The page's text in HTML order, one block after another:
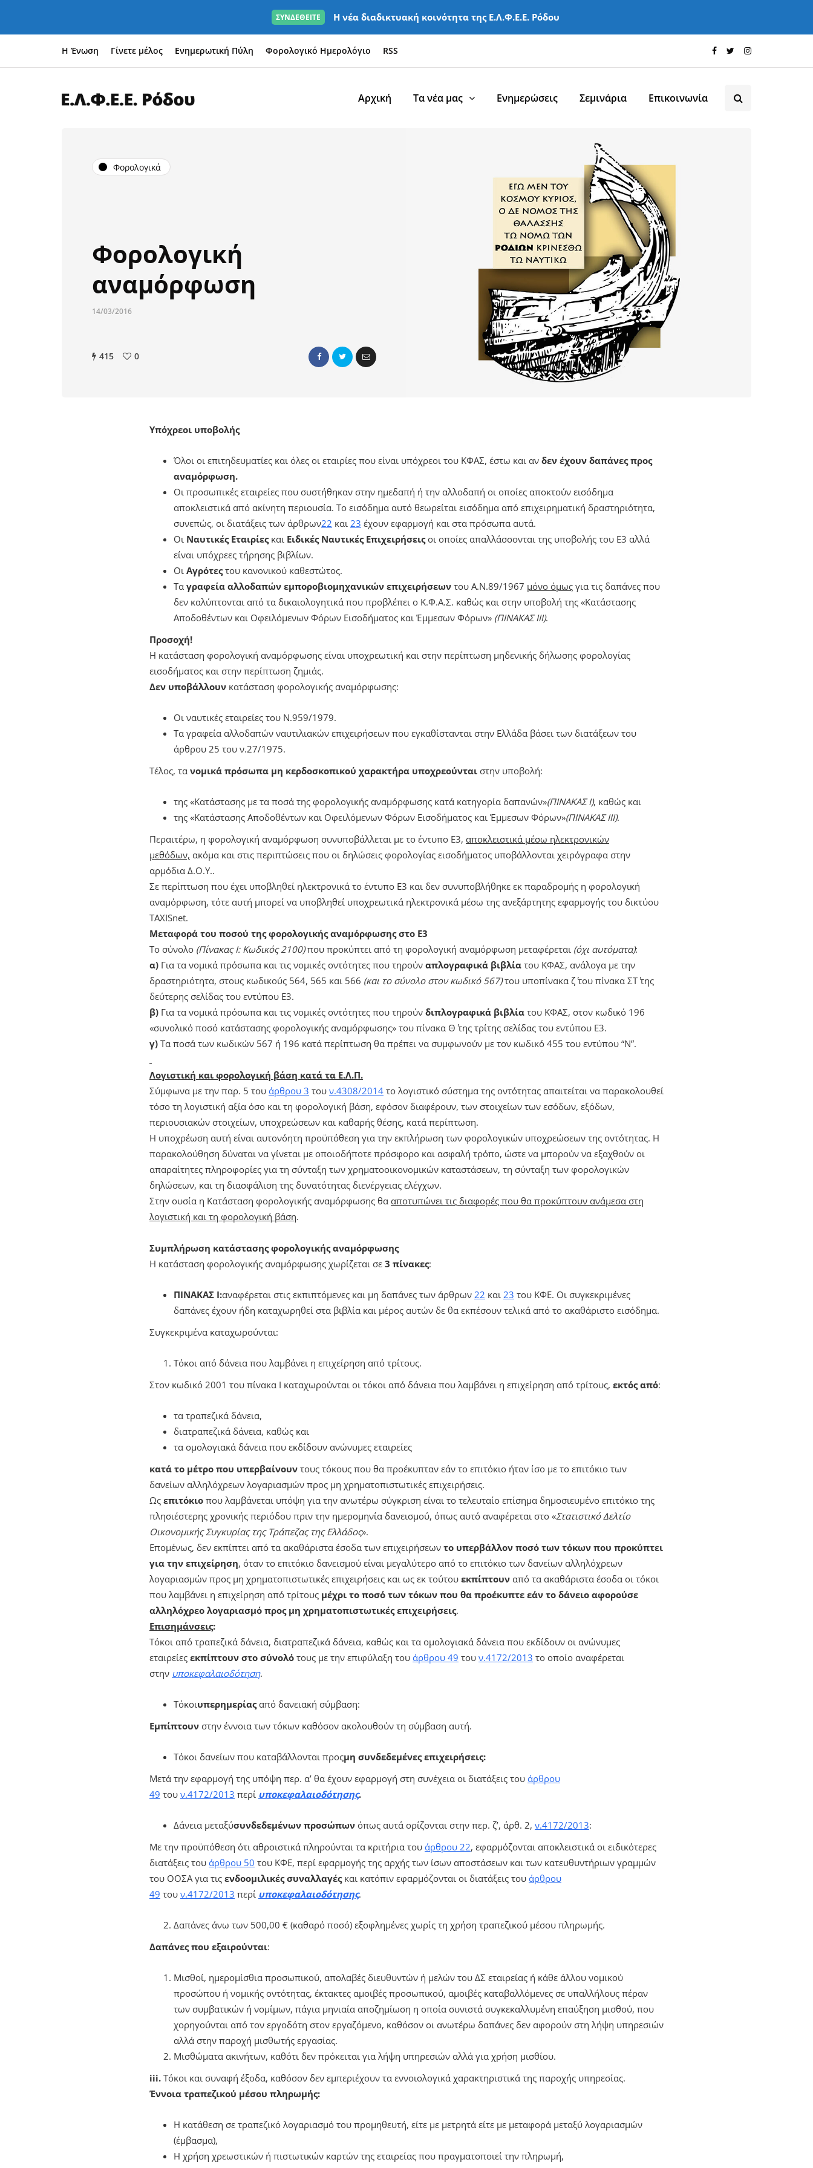
ΣΥΝΔΕΘΕΙΤΕ Η νέα διαδικτυακή κοινότητα της Ε.Λ.Φ.Ε.Ε. Ρόδου
Η Ένωση Γίνετε μέλος Ενημερωτική Πύλη Φορολογικό Ημερολόγιο RSS
Αρχική Τα νέα μας Ενημερώσεις Σεμινάρια Επικοινωνία
Φορολογικά
Φορολογική
αναμόρφωση
14/03/2016
415 0
Υπόχρεοι υποβολής
Όλοι οι επιτηδευματίες και όλες οι εταιρίες που είναι υπόχρεοι του ΚΦΑΣ, έστω και αν δεν έχουν δαπάνες προς
αναμόρφωση.
Οι προσωπικές εταιρείες που συστήθηκαν στην ημεδαπή ή την αλλοδαπή οι οποίες αποκτούν εισόδημα
αποκλειστικά από ακίνητη περιουσία. Το εισόδημα αυτό θεωρείται εισόδημα από επιχειρηματική δραστηριότητα,
συνεπώς, οι διατάξεις των άρθρων22 και 23 έχουν εφαρμογή και στα πρόσωπα αυτά.
Οι Ναυτικές Εταιρίεςκαι Ειδικές Ναυτικές Επιχειρήσειςοι οποίες απαλλάσσονται της υποβολής του Ε3 αλλά
είναι υπόχρεες τήρησης βιβλίων.
Οι Αγρότεςτου κανονικού καθεστώτος.
Τα γραφεία αλλοδαπών εμποροβιομηχανικών επιχειρήσεων του Α.Ν.89/1967 μόνο όμως για τις δαπάνες που
δεν καλύπτονται από τα δικαιολογητικά που προβλέπει ο Κ.Φ.Α.Σ. καθώς και στην υποβολή της «Κατάστασης
Αποδοθέντων και Οφειλόμενων Φόρων Εισοδήματος και Έμμεσων Φόρων» (ΠΙΝΑΚΑΣ ΙΙΙ).
Προσοχή!
Η κατάσταση φορολογική αναμόρφωσης είναι υποχρεωτική και στην περίπτωση μηδενικής δήλωσης φορολογίας
εισοδήματος και στην περίπτωση ζημιάς.
Δεν υποβάλλουν κατάσταση φορολογικής αναμόρφωσης:
Οι ναυτικές εταιρείες του Ν.959/1979.
Τα γραφεία αλλοδαπών ναυτιλιακών επιχειρήσεων που εγκαθίστανται στην Ελλάδα βάσει των διατάξεων του
άρθρου 25 του ν.27/1975.
Τέλος, τα νομικά πρόσωπα μη κερδοσκοπικού χαρακτήρα υποχρεούνται στην υποβολή:
της «Κατάστασης με τα ποσά της φορολογικής αναμόρφωσης κατά κατηγορία δαπανών»(ΠΙΝΑΚΑΣ Ι), καθώς και
της «Κατάστασης Αποδοθέντων και Οφειλόμενων Φόρων Εισοδήματος και Έμμεσων Φόρων»(ΠΙΝΑΚΑΣ ΙΙΙ).
Περαιτέρω, η φορολογική αναμόρφωση συνυποβάλλεται με το έντυπο Ε3, αποκλειστικά μέσω ηλεκτρονικών
μεθόδων, ακόμα και στις περιπτώσεις που οι δηλώσεις φορολογίας εισοδήματος υποβάλλονται χειρόγραφα στην
αρμόδια Δ.Ο.Υ..
Σε περίπτωση που έχει υποβληθεί ηλεκτρονικά το έντυπο Ε3 και δεν συνυποβλήθηκε εκ παραδρομής η φορολογική
αναμόρφωση, τότε αυτή μπορεί να υποβληθεί υποχρεωτικά ηλεκτρονικά μέσω της ανεξάρτητης εφαρμογής του δικτύου
TAXISnet.
Μεταφορά του ποσού της φορολογικής αναμόρφωσης στο Ε3
Το σύνολο (Πίνακας Ι: Κωδικός 2100)που προκύπτει από τη φορολογική αναμόρφωση μεταφέρεται (όχι αυτόματα):
α) Για τα νομικά πρόσωπα και τις νομικές οντότητες που τηρούν απλογραφικά βιβλία του ΚΦΑΣ, ανάλογα με την
δραστηριότητα, στους κωδικούς 564, 565 και 566 (και το σύνολο στον κωδικό 567)του υποπίνακα ζ΄ του πίνακα ΣΤ΄ της
δεύτερης σελίδας του εντύπου Ε3.
β) Για τα νομικά πρόσωπα και τις νομικές οντότητες που τηρούν διπλογραφικά βιβλία του ΚΦΑΣ, στον κωδικό 196
«συνολικό ποσό κατάστασης φορολογικής αναμόρφωσης» του πίνακα Θ΄ της τρίτης σελίδας του εντύπου Ε3.
γ) Τα ποσά των κωδικών 567 ή 196 κατά περίπτωση θα πρέπει να συμφωνούν με τον κωδικό 455 του εντύπου “Ν”.
Λογιστική και φορολογική βάση κατά τα Ε.Λ.Π.
Σύμφωνα με την παρ. 5 του άρθρου 3 του ν.4308/2014 το λογιστικό σύστημα της οντότητας απαιτείται να παρακολουθεί
τόσο τη λογιστική αξία όσο και τη φορολογική βάση, εφόσον διαφέρουν, των στοιχείων των εσόδων, εξόδων,
περιουσιακών στοιχείων, υποχρεώσεων και καθαρής θέσης, κατά περίπτωση.
Η υποχρέωση αυτή είναι αυτονόητη προϋπόθεση για την εκπλήρωση των φορολογικών υποχρεώσεων της οντότητας. Η
παρακολούθηση δύναται να γίνεται με οποιοδήποτε πρόσφορο και ασφαλή τρόπο, ώστε να μπορούν να εξαχθούν οι
απαραίτητες πληροφορίες για τη σύνταξη των χρηματοοικονομικών καταστάσεων, τη σύνταξη των φορολογικών
δηλώσεων, και τη διασφάλιση της δυνατότητας διενέργειας ελέγχων.
Στην ουσία η Κατάσταση φορολογικής αναμόρφωσης θα αποτυπώνει τις διαφορές που θα προκύπτουν ανάμεσα στη
λογιστική και τη φορολογική βάση.
Συμπλήρωση κατάστασης φορολογικής αναμόρφωσης
Η κατάσταση φορολογικής αναμόρφωσης χωρίζεται σε 3 πίνακες:
ΠΙΝΑΚΑΣ Ι:αναφέρεται στις εκπιπτόμενες και μη δαπάνες των άρθρων 22 και 23 του ΚΦΕ. Οι συγκεκριμένες
δαπάνες έχουν ήδη καταχωρηθεί στα βιβλία και μέρος αυτών δε θα εκπέσουν τελικά από το ακαθάριστο εισόδημα.
Συγκεκριμένα καταχωρούνται:
Τόκοι από δάνεια που λαμβάνει η επιχείρηση από τρίτους.
Στον κωδικό 2001 του πίνακα Ι καταχωρούνται οι τόκοι από δάνεια που λαμβάνει η επιχείρηση από τρίτους, εκτός από:
τα τραπεζικά δάνεια,
διατραπεζικά δάνεια, καθώς και
τα ομολογιακά δάνεια που εκδίδουν ανώνυμες εταιρείες
κατά το μέτρο που υπερβαίνουν τους τόκους που θα προέκυπταν εάν το επιτόκιο ήταν ίσο με το επιτόκιο των
δανείων αλληλόχρεων λογαριασμών προς μη χρηματοπιστωτικές επιχειρήσεις.
Ως επιτόκιο που λαμβάνεται υπόψη για την ανωτέρω σύγκριση είναι το τελευταίο επίσημα δημοσιευμένο επιτόκιο της
πλησιέστερης χρονικής περιόδου πριν την ημερομηνία δανεισμού, όπως αυτό αναφέρεται στο «Στατιστικό Δελτίο
Οικονομικής Συγκυρίας της Τράπεζας της Ελλάδος».
Επομένως, δεν εκπίπτει από τα ακαθάριστα έσοδα των επιχειρήσεων το υπερβάλλον ποσό των τόκων που προκύπτει
για την επιχείρηση, όταν το επιτόκιο δανεισμού είναι μεγαλύτερο από το επιτόκιο των δανείων αλληλόχρεων
λογαριασμών προς μη χρηματοπιστωτικές επιχειρήσεις και ως εκ τούτου εκπίπτουν από τα ακαθάριστα έσοδα οι τόκοι
που λαμβάνει η επιχείρηση από τρίτους μέχρι το ποσό των τόκων που θα προέκυπτε εάν το δάνειο αφορούσε
αλληλόχρεο λογαριασμό προς μη χρηματοπιστωτικές επιχειρήσεις.
Επισημάνσεις:
Τόκοι από τραπεζικά δάνεια, διατραπεζικά δάνεια, καθώς και τα ομολογιακά δάνεια που εκδίδουν οι ανώνυμες
εταιρείες εκπίπτουν στο σύνολό τους με την επιφύλαξη του άρθρου 49 του ν.4172/2013 το οποίο αναφέρεται
στην υποκεφαλαιοδότηση.
Τόκοιυπερημερίας από δανειακή σύμβαση:
Εμπίπτουν στην έννοια των τόκων καθόσον ακολουθούν τη σύμβαση αυτή.
Τόκοι δανείων που καταβάλλονται προςμη συνδεδεμένες επιχειρήσεις:
Μετά την εφαρμογή της υπόψη περ. α’ θα έχουν εφαρμογή στη συνέχεια οι διατάξεις του άρθρου
49 του ν.4172/2013 περί υποκεφαλαιοδότησης.
Δάνεια μεταξύσυνδεδεμένων προσώπων όπως αυτά ορίζονται στην περ. ζ’, άρθ. 2, ν.4172/2013:
Με την προϋπόθεση ότι αθροιστικά πληρούνται τα κριτήρια του άρθρου 22, εφαρμόζονται αποκλειστικά οι ειδικότερες
διατάξεις του άρθρου 50 του ΚΦΕ, περί εφαρμογής της αρχής των ίσων αποστάσεων και των κατευθυντήριων γραμμών
του ΟΟΣΑ για τις ενδοομιλικές συναλλαγές και κατόπιν εφαρμόζονται οι διατάξεις του άρθρου
49 του ν.4172/2013 περί υποκεφαλαιοδότησης.
Δαπάνες άνω των 500,00 € (καθαρό ποσό) εξοφλημένες χωρίς τη χρήση τραπεζικού μέσου πληρωμής.
Δαπάνες που εξαιρούνται:
Μισθοί, ημερομίσθια προσωπικού, απολαβές διευθυντών ή μελών του ΔΣ εταιρείας ή κάθε άλλου νομικού
προσώπου ή νομικής οντότητας, έκτακτες αμοιβές προσωπικού, αμοιβές καταβαλλόμενες σε υπαλλήλους πέραν
των συμβατικών ή νομίμων, πάγια μηνιαία αποζημίωση η οποία συνιστά συγκεκαλλυμένη επαύξηση μισθού, που
χορηγούνται από τον εργοδότη στον εργαζόμενο, καθόσον οι ανωτέρω δαπάνες δεν αφορούν στη λήψη υπηρεσιών
αλλά στην παροχή μισθωτής εργασίας.
Μισθώματα ακινήτων, καθότι δεν πρόκειται για λήψη υπηρεσιών αλλά για χρήση μισθίου.
iii. Τόκοι και συναφή έξοδα, καθόσον δεν εμπεριέχουν τα εννοιολογικά χαρακτηριστικά της παροχής υπηρεσίας.
Έννοια τραπεζικού μέσου πληρωμής:
Η κατάθεση σε τραπεζικό λογαριασμό του προμηθευτή, είτε με μετρητά είτε με μεταφορά μεταξύ λογαριασμών
(έμβασμα),
Η χρήση χρεωστικών ή πιστωτικών καρτών της εταιρείας που πραγματοποιεί την πληρωμή,